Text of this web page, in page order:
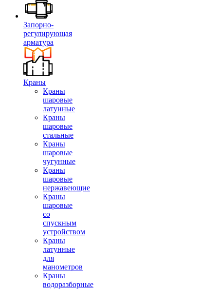
Запорно-
регулирующая
арматура
Краны
Краны
шаровые
латунные
Краны
шаровые
стальные
Краны
шаровые
чугунные
Краны
шаровые
нержавеющие
Краны
шаровые
со
спускным
устройством
Краны
латунные
для
манометров
Краны
водоразборные